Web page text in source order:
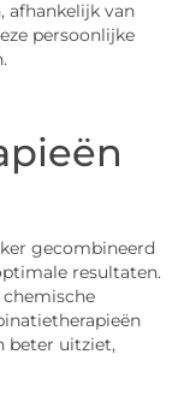
afhankelijk van
persoonlijke
gecombineerd
resultaten.
chemische
beter uitziet,